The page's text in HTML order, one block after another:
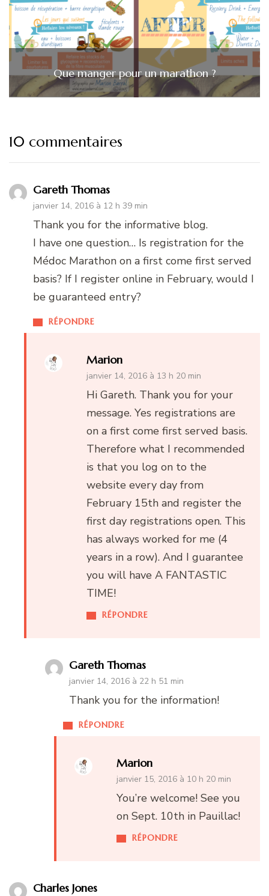
Que manger pour un marathon ?
10 commentaires
Gareth Thomas
janvier 14, 2016 à 12 h 39 min
RÉPONDRE
Thank you for the informative blog.
I have one question… Is registration for the
Médoc Marathon on a first come first served
basis? If I register online in February, would I
be guaranteed entry?
Marion
janvier 14, 2016 à 13 h 20 min
RÉPONDRE
Hi Gareth. Thank you for your
message. Yes registrations are
on a first come first served basis.
Therefore what I recommended
is that you log on to the
website every day from
February 15th and register the
first day registrations open. This
has always worked for me (4
years in a row). And I guarantee
you will have A FANTASTIC
TIME!
Gareth Thomas
janvier 14, 2016 à 22 h 51 min
RÉPONDRE
Thank you for the information!
Marion
janvier 15, 2016 à 10 h 20 min
RÉPONDRE
You’re welcome! See you
on Sept. 10th in Pauillac!
Charles Jones